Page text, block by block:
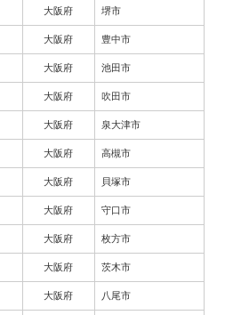
大阪府 堺市
大阪府 豊中市
大阪府 池田市
大阪府 吹田市
大阪府 泉大津市
大阪府 高槻市
大阪府 貝塚市
大阪府 守口市
大阪府 枚方市
大阪府 茨木市
大阪府 八尾市